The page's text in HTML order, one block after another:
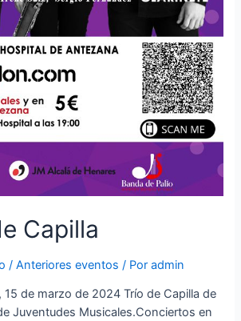
Capilla
/Anteriores eventos / Poradmin
15 de marzo de 2024 Trío de Capilla de
Juventudes Musicales.Conciertos en